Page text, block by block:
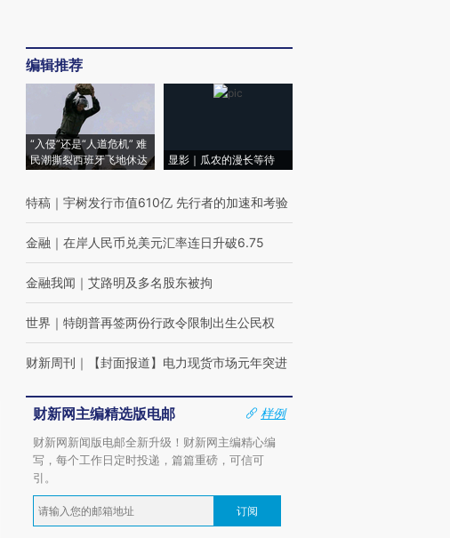
编辑推荐
“入侵”还是“人道危机” 难
民潮撕裂西班牙飞地休达
显影｜瓜农的漫长等待
特稿 ｜ 宇树发行市值610亿 先行者的加速和考验
金融 ｜ 在岸人民币兑美元汇率连日升破6.75
金融我闻 ｜ 艾路明及多名股东被拘
世界 ｜ 特朗普再签两份行政令限制出生公民权
财新周刊 ｜ 【封面报道】电力现货市场元年突进
财新网主编精选版电邮
样例
财新网新闻版电邮全新升级！财新网主编精心编
写，每个工作日定时投递，篇篇重磅，可信可
引。
订阅